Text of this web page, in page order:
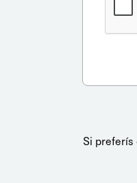
Si preferís